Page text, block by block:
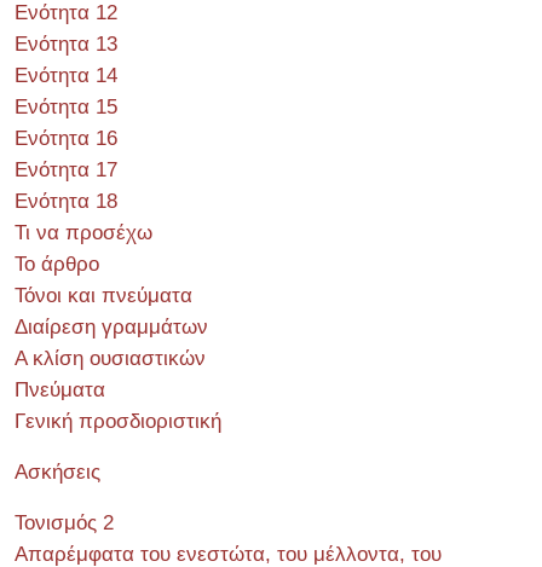
Ενότητα 12
Ενότητα 13
Ενότητα 14
Ενότητα 15
Ενότητα 16
Ενότητα 17
Ενότητα 18
Τι να προσέχω
Το άρθρο
Τόνοι και πνεύματα
Διαίρεση γραμμάτων
Α κλίση ουσιαστικών
Πνεύματα
Γενική προσδιοριστική
Ασκήσεις
Τονισμός 2
Απαρέμφατα του ενεστώτα, του μέλλοντα, του